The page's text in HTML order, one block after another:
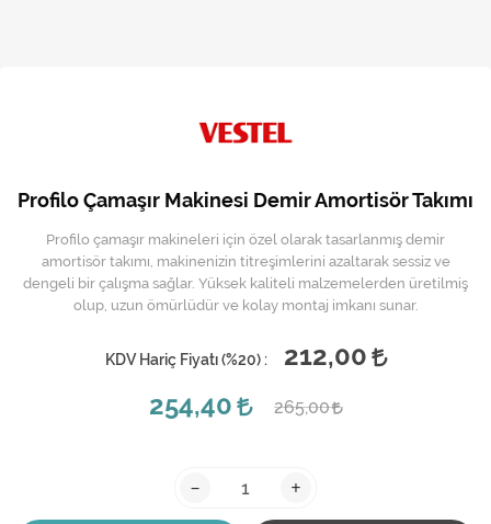
Musluk
Şofben ve Termosifon
Profilo Çamaşır Makinesi Demir Amortisör Takımı
Profilo çamaşır makineleri için özel olarak tasarlanmış demir
amortisör takımı, makinenizin titreşimlerini azaltarak sessiz ve
dengeli bir çalışma sağlar. Yüksek kaliteli malzemelerden üretilmiş
olup, uzun ömürlüdür ve kolay montaj imkanı sunar.
KDV Hariç Fiyatı (%20) :
212,00
254,40
265,00
- +